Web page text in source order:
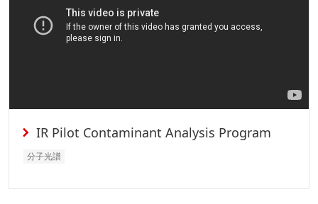
IR Pilot Contaminant Analysis Program
分子光譜